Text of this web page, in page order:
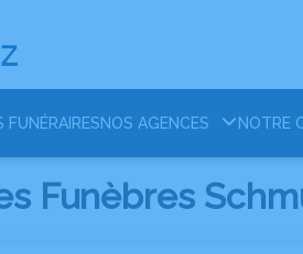
FUNÉRAIRESNOS AGENCES NOTRE
Funèbres